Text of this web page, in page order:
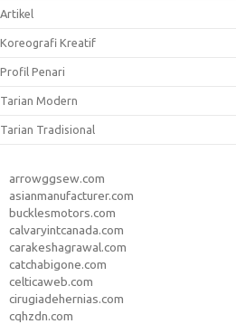
Artikel
Koreografi Kreatif
Profil Penari
Tarian Modern
Tarian Tradisional
arrowggsew.com
asianmanufacturer.com
bucklesmotors.com
calvaryintcanada.com
carakeshagrawal.com
catchabigone.com
celticaweb.com
cirugiadehernias.com
cqhzdn.com